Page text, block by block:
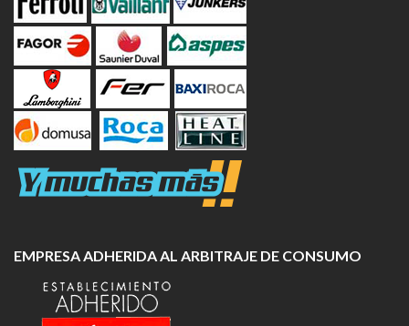
EMPRESA ADHERIDA AL ARBITRAJE DE CONSUMO